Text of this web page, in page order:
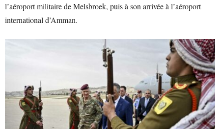
l’aéroport militaire de Melsbroek, puis à son arrivée à l’aéroport
international d’Amman.